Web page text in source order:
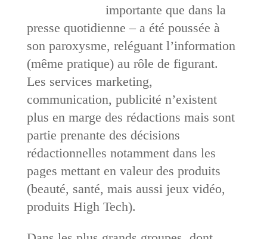
importante que dans la
presse quotidienne – a été poussée à
son paroxysme, reléguant l’information
(même pratique) au rôle de figurant.
Les services marketing,
communication, publicité n’existent
plus en marge des rédactions mais sont
partie prenante des décisions
rédactionnelles notamment dans les
pages mettant en valeur des produits
(beauté, santé, mais aussi jeux vidéo,
produits High Tech).